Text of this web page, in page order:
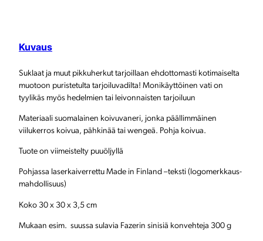
p
u
r
s
t
e
t
u
t
Kuvaus
Suklaat ja muut pikkuherkut tarjoillaan ehdottomasti kotimaiselta
muotoon puristetulta tarjoiluvadilta! Monikäyttöinen vati on
tyylikäs myös hedelmien tai leivonnaisten tarjoiluun
Materiaali suomalainen koivuvaneri, jonka päällimmäinen
viilukerros koivua, pähkinää tai wengeä. Pohja koivua.
Tuote on viimeistelty puuöljyllä
Pohjassa laserkaiverrettu Made in Finland –teksti (logomerkkaus-
mahdollisuus)
Koko 30 x 30 x 3,5 cm
Mukaan esim. suussa sulavia Fazerin sinisiä konvehteja 300 g